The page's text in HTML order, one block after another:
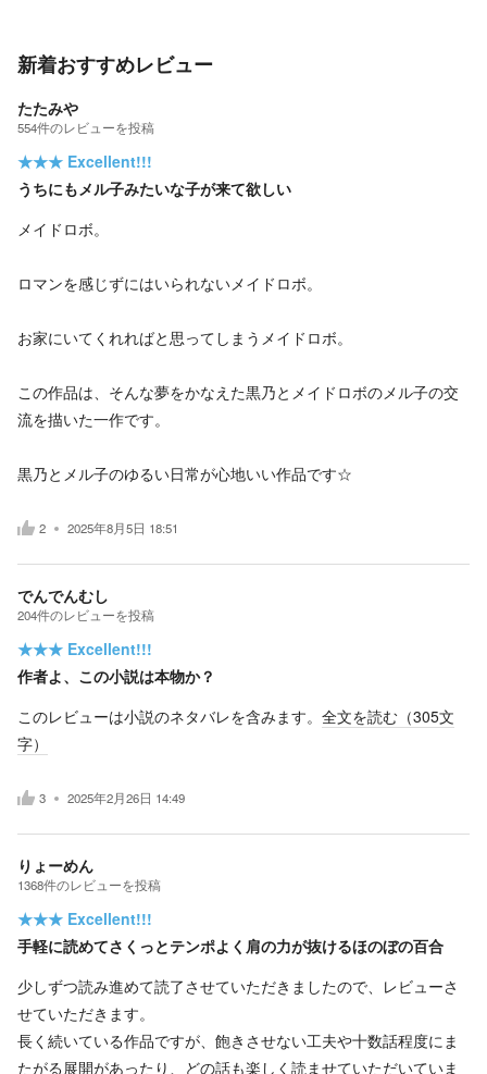
新着おすすめレビュー
たたみや
554件のレビューを投稿
★★★ Excellent!!!
うちにもメル子みたいな子が来て欲しい
メイドロボ。
ロマンを感じずにはいられないメイドロボ。
お家にいてくれればと思ってしまうメイドロボ。
この作品は、そんな夢をかなえた黒乃とメイドロボのメル子の交
流を描いた一作です。
黒乃とメル子のゆるい日常が心地いい作品です☆
2 2025年8月5日 18:51
でんでんむし
204件のレビューを投稿
★★★ Excellent!!!
作者よ、この小説は本物か？
このレビューは小説のネタバレを含みます。 全文を読む（305文
字）
3 2025年2月26日 14:49
りょーめん
1368件のレビューを投稿
★★★ Excellent!!!
手軽に読めてさくっとテンポよく肩の力が抜けるほのぼの百合
少しずつ読み進めて読了させていただきましたので、レビューさ
せていただきます。
長く続いている作品ですが、飽きさせない工夫や十数話程度にま
たがる展開があったり、どの話も楽しく読ませていただいていま